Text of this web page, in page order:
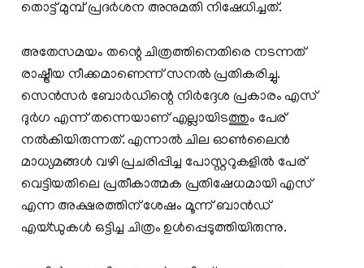
തൊട്ട് മുമ്പ് പ്രദര്‍ശന അനുമതി നിഷേധിച്ചത്.
അതേസമയം തന്റെ ചിത്രത്തിനെതിരെ നടന്നത്
രാഷ്ട്രീയ നീക്കമാണെന്ന് സനല്‍ പ്രതികരിച്ചു.
സെന്‍സര്‍ ബോര്‍ഡിന്റെ നിര്‍ദ്ദേശ പ്രകാരം എസ്
ദുര്‍ഗ എന്ന് തന്നെയാണ് എല്ലായിടത്തും പേര്
നല്‍കിയിരുന്നത്. എന്നാല്‍ ചില ഓണ്‍ലൈന്‍
മാധ്യമങ്ങള്‍ വഴി പ്രചരിപ്പിച്ച പോസ്റ്ററുകളില്‍ പേര്
വെട്ടിയതിലെ പ്രതീകാത്മക പ്രതിഷേധമായി എസ്
എന്ന അക്ഷരത്തിന് ശേഷം മൂന്ന് ബാന്‍ഡ്
എയ്ഡുകള്‍ ഒട്ടിച്ച ചിത്രം ഉള്‍പ്പെടുത്തിയിരുന്നു.